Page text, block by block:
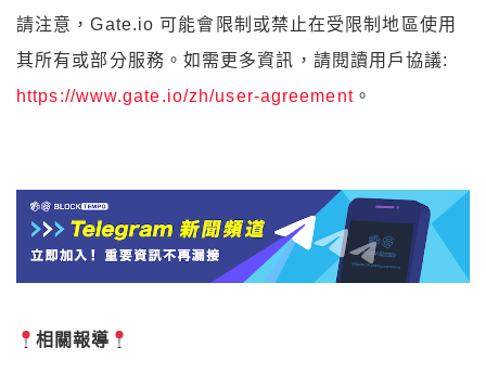
請注意，Gate.io 可能會限制或禁止在受限制地區使用
其所有或部分服務。如需更多資訊，請閱讀用戶協議:
https://www.gate.io/zh/user-agreement。
相關報導